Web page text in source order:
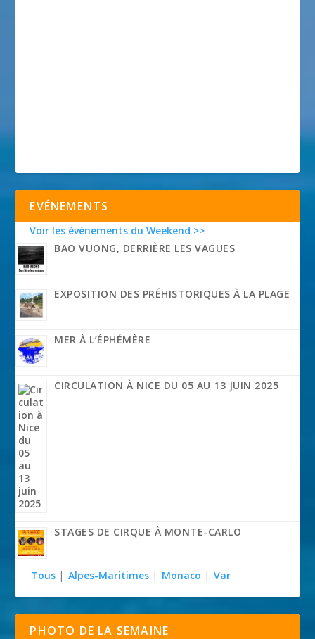
EVÉNEMENTS
Voir les événements du Weekend >>
BAO VUONG, DERRIÈRE LES VAGUES
EXPOSITION DES PRÉHISTORIQUES À LA PLAGE
MER À L’ÉPHÉMÈRE
CIRCULATION À NICE DU 05 AU 13 JUIN 2025
STAGES DE CIRQUE À MONTE-CARLO
Tous | Alpes-Maritimes | Monaco | Var
PHOTO DE LA SEMAINE